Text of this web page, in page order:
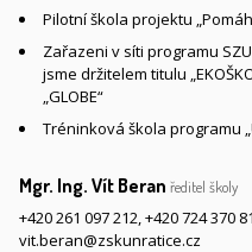
Pilotní škola projektu
Zařazeni v síti programu
jsme držitelem titulu
„GLOBE“
Tréninková škola programu
Mgr. Ing. Vít Beran ředitel školy
+420 261 097 212,+420 724 370
vit.beran@zskunratice.cz